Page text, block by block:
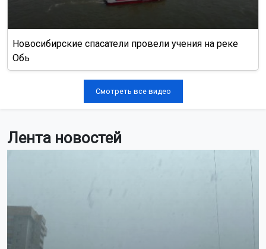
Лента новостей
Новосибирские спасатели провели учения на реке
Обь
Смотреть все видео